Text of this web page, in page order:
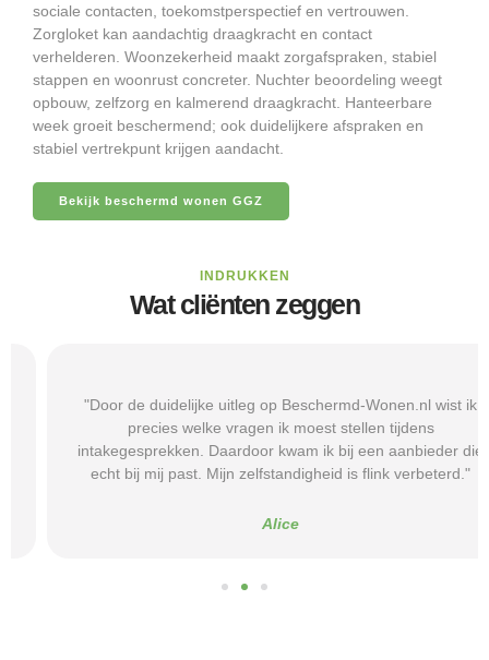
sociale contacten, toekomstperspectief en vertrouwen.
Zorgloket kan aandachtig draagkracht en contact
verhelderen. Woonzekerheid maakt zorgafspraken, stabiel
stappen en woonrust concreter. Nuchter beoordeling weegt
opbouw, zelfzorg en kalmerend draagkracht. Hanteerbare
week groeit beschermend; ook duidelijkere afspraken en
stabiel vertrekpunt krijgen aandacht.
Bekijk beschermd wonen GGZ
INDRUKKEN
Wat cliënten zeggen
"Door de duidelijke uitleg op Beschermd-Wonen.nl wist ik
precies welke vragen ik moest stellen tijdens
intakegesprekken. Daardoor kwam ik bij een aanbieder die
echt bij mij past. Mijn zelfstandigheid is flink verbeterd."
Alice